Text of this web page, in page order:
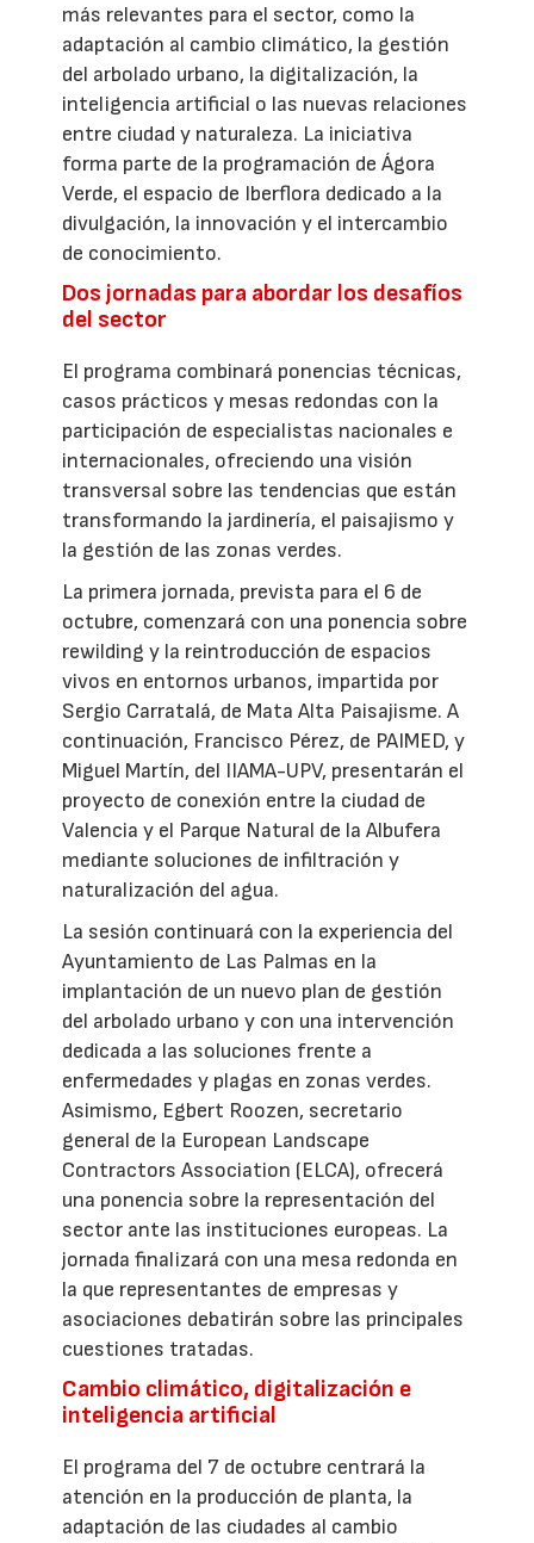
más relevantes para el sector, como la
adaptación al cambio climático, la gestión
del arbolado urbano, la digitalización, la
inteligencia artificial o las nuevas relaciones
entre ciudad y naturaleza. La iniciativa
forma parte de la programación de Ágora
Verde, el espacio de Iberflora dedicado a la
divulgación, la innovación y el intercambio
de conocimiento.
Dos jornadas para abordar los desafíos
del sector
El programa combinará ponencias técnicas,
casos prácticos y mesas redondas con la
participación de especialistas nacionales e
internacionales, ofreciendo una visión
transversal sobre las tendencias que están
transformando la jardinería, el paisajismo y
la gestión de las zonas verdes.
La primera jornada, prevista para el 6 de
octubre, comenzará con una ponencia sobre
rewilding y la reintroducción de espacios
vivos en entornos urbanos, impartida por
Sergio Carratalá, de Mata Alta Paisajisme. A
continuación, Francisco Pérez, de PAIMED, y
Miguel Martín, del IIAMA-UPV, presentarán el
proyecto de conexión entre la ciudad de
Valencia y el Parque Natural de la Albufera
mediante soluciones de infiltración y
naturalización del agua.
La sesión continuará con la experiencia del
Ayuntamiento de Las Palmas en la
implantación de un nuevo plan de gestión
del arbolado urbano y con una intervención
dedicada a las soluciones frente a
enfermedades y plagas en zonas verdes.
Asimismo, Egbert Roozen, secretario
general de la European Landscape
Contractors Association (ELCA), ofrecerá
una ponencia sobre la representación del
sector ante las instituciones europeas. La
jornada finalizará con una mesa redonda en
la que representantes de empresas y
asociaciones debatirán sobre las principales
cuestiones tratadas.
Cambio climático, digitalización e
inteligencia artificial
El programa del 7 de octubre centrará la
atención en la producción de planta, la
adaptación de las ciudades al cambio